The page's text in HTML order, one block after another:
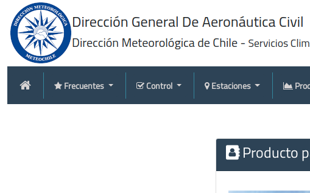
Frecuentes Control Estaciones
Producto